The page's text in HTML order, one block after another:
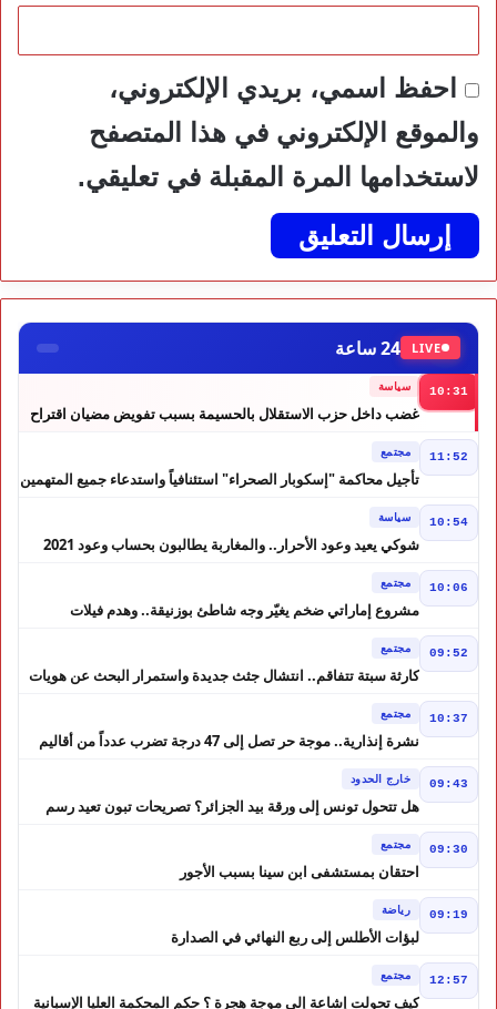
احفظ اسمي، بريدي الإلكتروني،
والموقع الإلكتروني في هذا المتصفح
لاستخدامها المرة المقبلة في تعليقي.
LIVE 24 ساعة
10:31 سياسة
غضب داخل حزب الاستقلال بالحسيمة بسبب تفويض مضيان اقتراح
11:52 مجتمع
تأجيل محاكمة "إسكوبار الصحراء" استئنافياً واستدعاء جميع المتهمين
10:54 سياسة
شوكي يعيد وعود الأحرار.. والمغاربة يطالبون بحساب وعود 2021
10:06 مجتمع
مشروع إماراتي ضخم يغيّر وجه شاطئ بوزنيقة.. وهدم فيلات
09:52 مجتمع
كارثة سبتة تتفاقم.. انتشال جثث جديدة واستمرار البحث عن هويات
10:37 مجتمع
نشرة إنذارية.. موجة حر تصل إلى 47 درجة تضرب عدداً من أقاليم
09:43 خارج الحدود
هل تتحول تونس إلى ورقة بيد الجزائر؟ تصريحات تبون تعيد رسم
09:30 مجتمع
احتقان بمستشفى ابن سينا بسبب الأجور
09:19 رياضة
لبؤات الأطلس إلى ربع النهائي في الصدارة
12:57 مجتمع
كيف تحولت إشاعة إلى موجة هجرة ؟ حكم المحكمة العليا الإسبانية